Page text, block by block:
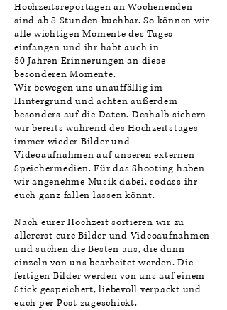
Hochzeitsreportagen an Wochenenden
sind ab 8 Stunden buchbar. So können wir
alle wichtigenMomente des Tages
einfangen und ihr habt auch in
50Jahren Erinnerungen an diese
besonderen Momente.
Wir bewegen uns unauffällig im
Hintergrund und achten außerdem
besonders auf die Daten. Deshalb sichern
wir bereits während des Hochzeitstages
immer wieder Bilder und
Videoaufnahmen auf unseren externen
Speichermedien. Für das Shooting haben
wir angenehme Musik dabei, sodass ihr
euch ganz fallen lassen könnt.
Nach eurer Hochzeit sortieren wir zu
allererst eure Bilder und Videoaufnahmen
und suchen die Besten aus, die dann
einzeln von uns bearbeitet werden. Die
fertigen Bilder werden von uns auf einem
Stick gespeichert, liebevoll verpackt und
euch per Post zugeschickt.